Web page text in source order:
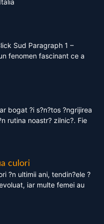
Sud Paragraph 1 –
fenomen fascinant ce a
bogat ?i s?n?tos ?ngrijirea
rutina noastr? zilnic?. Fie
culori
?n ultimii ani, tendin?ele ?
iar multe femei au